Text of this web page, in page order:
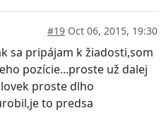
#19 Oct 06, 2015, 19:30
sa pripájam k žiadosti,som
pozície...proste už dalej
proste dlho
to predsa